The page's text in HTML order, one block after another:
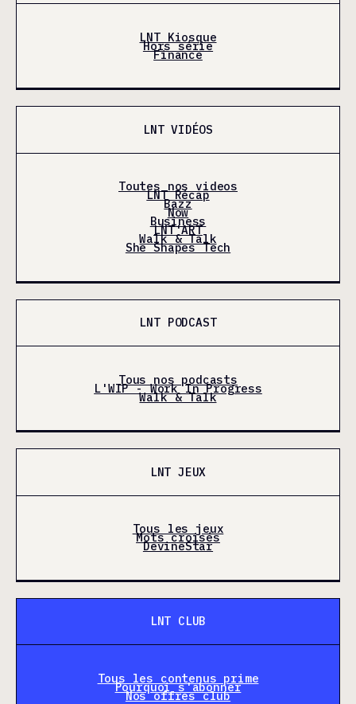
LNT Kiosque
Hors série
Finance
LNT VIDÉOS
Toutes nos videos
LNT Récap
Bazz
Now
Business
LNT'ART
Walk & Talk
She Shapes Tech
LNT PODCAST
Tous nos podcasts
L'WIP - Work In Progress
Walk & Talk
LNT JEUX
Tous les jeux
Mots croisés
DevineStar
LNT CLUB
Tous les contenus prime
Pourquoi s'abonner
Nos offres club